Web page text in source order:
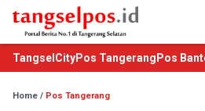
TangselCityPos Tangerang Pos
Home / Pos Tangerang